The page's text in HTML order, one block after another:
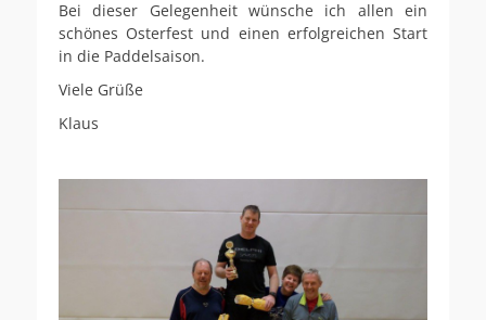
Bei dieser Gelegenheit wünsche ich allen ein
schönes Osterfest und einen erfolgreichen Start
in die Paddelsaison.
Viele Grüße
Klaus